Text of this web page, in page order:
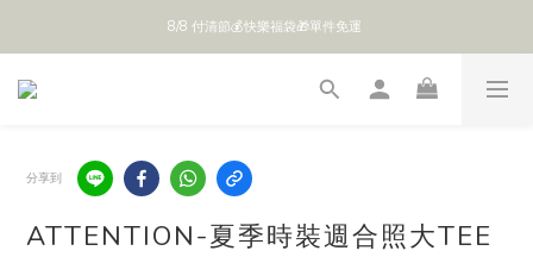
8/8 付清節💰快樂福袋🎁單件免運
分享到
ATTENTION-夏季時裝週合照大TEE